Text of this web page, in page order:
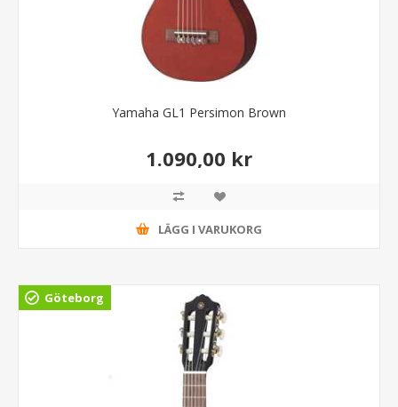
Yamaha GL1 Persimon Brown
1.090,00 kr
LÄGG I VARUKORG
Göteborg